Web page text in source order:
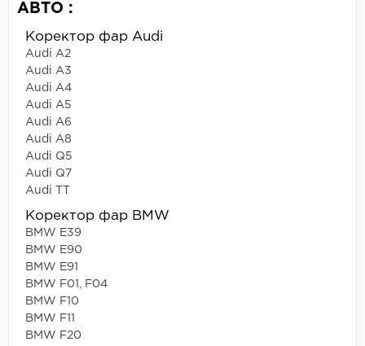
АВТО :
Коректор фар Audi
Audi A2
Audi A3
Audi A4
Audi A5
Audi A6
Audi A8
Audi Q5
Audi Q7
Audi TT
Коректор фар BMW
BMW E39
BMW E90
BMW E91
BMW F01, F04
BMW F10
BMW F11
BMW F20